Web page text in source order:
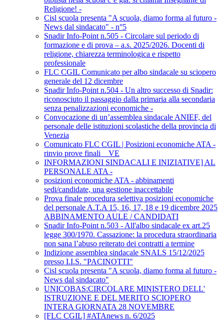
Religione! -
Cisl scuola presenta "A scuola, diamo forma al futuro -
News dal sindacato" - n°5
Snadir Info-Point n.505 - Circolare sul periodo di
formazione e di prova – a.s. 2025/2026. Docenti di
religione, chiarezza terminologica e rispetto
professionale
FLC CGIL Comunicato per albo sindacale su sciopero
generale del 12 dicembre
Snadir Info-Point n.504 - Un altro successo di Snadir:
riconosciuto il passaggio dalla primaria alla secondaria
senza penalizzazioni economiche -
Convocazione di un’assemblea sindacale ANIEF, del
personale delle istituzioni scolastiche della provincia di
Venezia
Comunicato FLC CGIL | Posizioni economiche ATA -
rinvio prove finali _ VE
INFORMAZIONI SINDACALI E INIZIATIVE] AL
PERSONALE ATA -
posizioni economiche ATA - abbinamenti
sedi/candidate, una gestione inaccettabile
Prova finale procedura selettiva posizioni economiche
del personale A.T.A 15, 16, 17, 18 e 19 dicembre 2025
ABBINAMENTO AULE / CANDIDATI
Snadir Info-Point n.503 - All'albo sindacale ex art.25
legge 300/1970. Cassazione: la procedura straordinaria
non sana l’abuso reiterato dei contratti a termine
Indizione assemblea sindacale SNALS 15/12/2025
presso I.I.S. "PACINOTTI"
Cisl scuola presenta "A scuola, diamo forma al futuro -
News dal sindacato"
UNICOBAS:CIRCOLARE MINISTERO DELL'
ISTRUZIONE E DEL MERITO SCIOPERO
INTERA GIORNATA 28 NOVEMBRE
[FLC CGIL] #ATAnews n. 6/2025